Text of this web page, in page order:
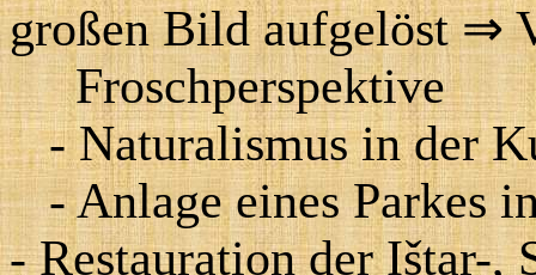
großen Bild aufgelöst⇒
Froschperspektive
- Naturalismus in der
- Anlage eines Parkes
- Restauration der Ištar-,